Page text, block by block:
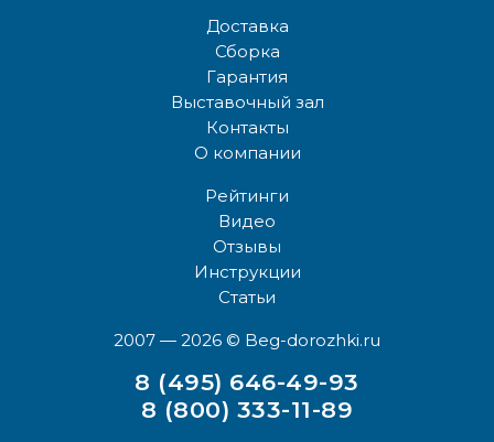
Доставка
Сборка
Гарантия
Выставочный зал
Контакты
О компании
Рейтинги
Видео
Отзывы
Инструкции
Статьи
2007 — 2026 © Beg-dorozhki.ru
8 (495) 646-49-93
8 (800) 333-11-89